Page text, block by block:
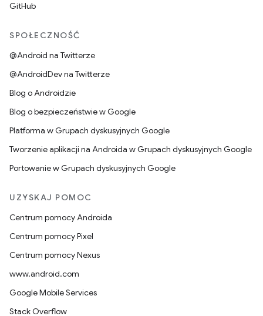
GitHub
SPOŁECZNOŚĆ
@Android na Twitterze
@AndroidDev na Twitterze
Blog o Androidzie
Blog o bezpieczeństwie w Google
Platforma w Grupach dyskusyjnych Google
Tworzenie aplikacji na Androida w Grupach dyskusyjnych Google
Portowanie w Grupach dyskusyjnych Google
UZYSKAJ POMOC
Centrum pomocy Androida
Centrum pomocy Pixel
Centrum pomocy Nexus
www.android.com
Google Mobile Services
Stack Overflow